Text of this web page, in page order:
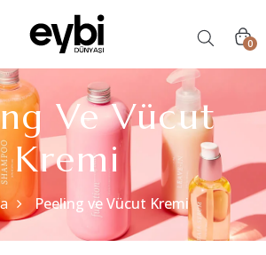
0
Ve Vücut
Kremi
Peeling ve Vücut Kremi